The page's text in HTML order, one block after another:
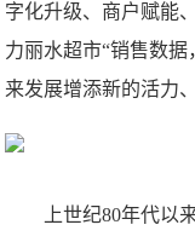
字化升级、商户赋能
力丽水超市“销售数
来发展增添新的活力
上世纪80年代以